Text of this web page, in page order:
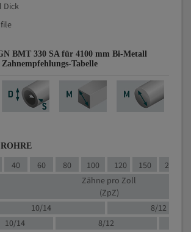
Dick
BMT 330 SA für 4100 mm Bi-Metall
Tabelle
40 60 80 100 120 150 200
Zähne pro Zoll
(ZpZ)
10/14
8/12
10/14 8/12